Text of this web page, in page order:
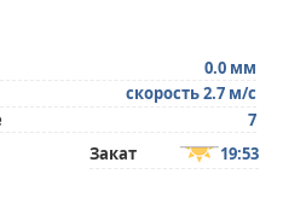
0.0 мм
скорость 2.7 м/с
7
Закат 19:53